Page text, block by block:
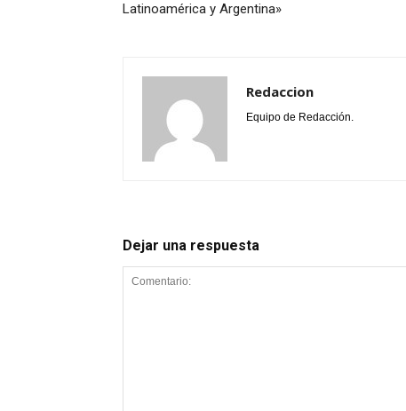
Latinoamérica y Argentina»
Redaccion
Equipo de Redacción.
Dejar una respuesta